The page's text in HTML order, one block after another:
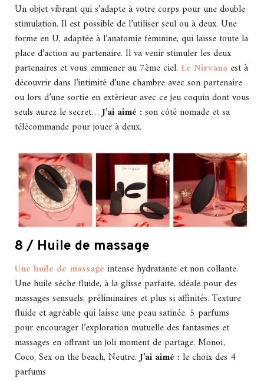
Un objet vibrant qui s’adapte à votre corps pour une double
stimulation. Il est possible de l’utiliser seul ou à deux. Une
forme en U, adaptée à l’anatomie féminine, qui laisse toute la
place d’action au partenaire. Il va venir stimuler les deux
partenaires et vous emmener au 7ème ciel. Le Nirvana est à
découvrir dans l’intimité d’une chambre avec son partenaire
ou lors d’une sortie en extérieur avec ce jeu coquin dont vous
seuls aurez le secret…J’ai aimé : son côté nomade et sa
télécommande pour jouer à deux.
8 / Huile de massage
Une huile de massage intense hydratante et non collante.
Une huile séche fluide, à la glisse parfaite, idéale pour des
massages sensuels, préliminaires et plus si affinités. Texture
fluide et agréable qui laisse une peau satinée. 5 parfums
pour encourager l’exploration mutuelle des fantasmes et
massages en offrant un joli moment de partage. Monoï,
Coco, Sex on the beach, Neutre.J’ai aimé : le choix des 4
parfums